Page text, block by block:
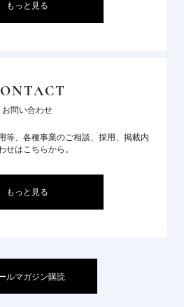
もっと見る
お問い合わせ
等、各種事業のご相談、採用、掲載内
せはこちらから。
もっと見る
ルマガジン購読